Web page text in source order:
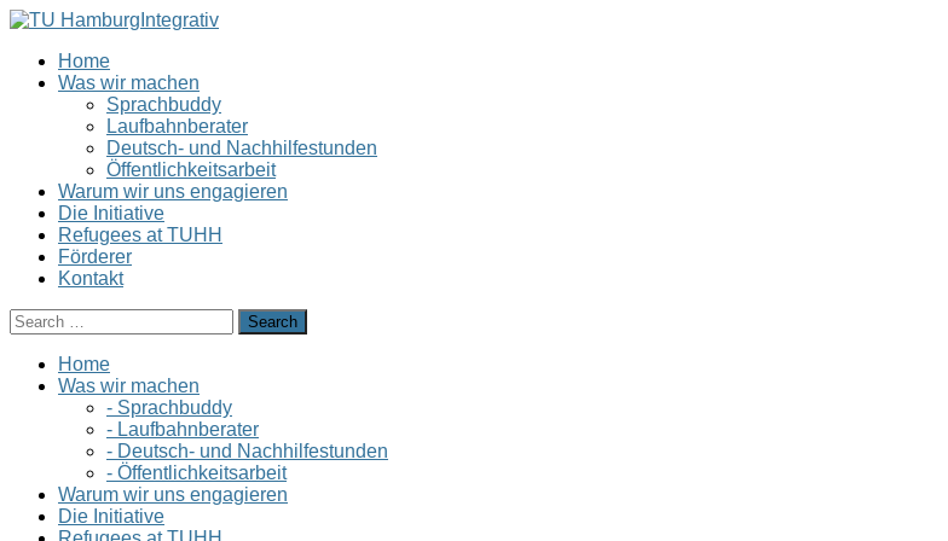
Home
Was wir machen
Sprachbuddy
Laufbahnberater
Deutsch- und Nachhilfestunden
Öffentlichkeitsarbeit
Warum wir uns engagieren
Die Initiative
Refugees at TUHH
Förderer
Kontakt
Home
Was wir machen
- Sprachbuddy
- Laufbahnberater
- Deutsch- und Nachhilfestunden
- Öffentlichkeitsarbeit
Warum wir uns engagieren
Die Initiative